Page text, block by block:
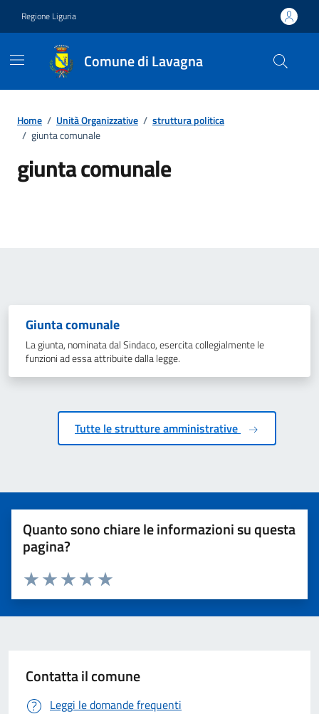
Regione Liguria
Comune di Lavagna
Home / Unità Organizzative / struttura politica
/ giunta comunale
giunta comunale
Giunta comunale
La giunta, nominata dal Sindaco, esercita collegialmente le
funzioni ad essa attribuite dalla legge.
Tutte le strutture amministrative
Quanto sono chiare le informazioni su questa
pagina?
Valuta 5 stelle su 5
Valuta 4 stelle su 5
Valuta 3 stelle su 5
Valuta 2 stelle su 5
Valuta 1 stelle su 5
Contatta il comune
Leggi le domande frequenti